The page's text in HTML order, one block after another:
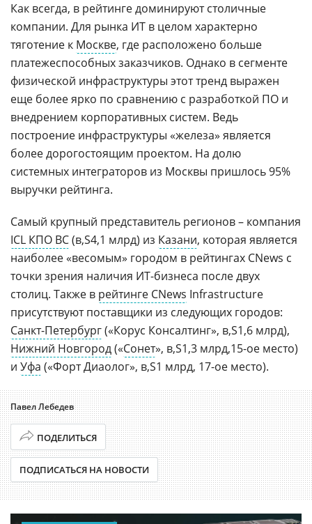
Как всегда, в рейтинге доминируют столичные
компании. Для рынка ИТ в целом характерно
тяготение к Москве, где расположено больше
платежеспособных заказчиков. Однако в сегменте
физической инфраструктуры этот тренд выражен
еще более ярко по сравнению с разработкой ПО и
внедрением корпоративных систем. Ведь
построение инфраструктуры «железа» является
более дорогостоящим проектом. На долю
системных интеграторов из Москвы пришлось 95%
выручки рейтинга.
Самый крупный представитель регионов – компания
ICL КПО ВС( 4,1 млрд) из Казани, которая является
наиболее «весомым» городом в рейтингах CNews с
точки зрения наличия ИТ-бизнеса после двух
столиц. Также в рейтинге CNews Infrastructure
присутствуют поставщики из следующих городов:
Санкт-Петербург(«Корус Консалтинг»,
1,6 млрд),
Нижний Новгород(«Сонет»,
1,3 млрд,15-ое место)
и Уфа («Форт Диаолог», 1 млрд, 17-ое место).
Павел Лебедев
ПОДЕЛИТЬСЯ
ПОДПИСАТЬСЯ НА НОВОСТИ